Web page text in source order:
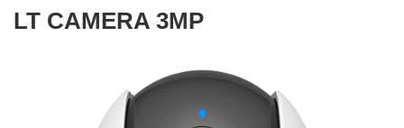
LT CAMERA 3MP